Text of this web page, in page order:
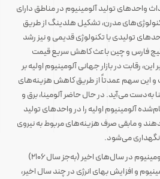
واحدهای تولید آلومینیوم در مناطق دارای
تکنولوژی‌های مدرن، تشکیل هلدینگ از طریق
تولیدی با تکنولوژی قدیمی و نیز رشد
فارس و چین باعث کاهش سریع قیمت
رقابت در بازار جهانی آلومینیوم اولیه بر
و این سهم عمدتاً از طریق کاهش هزینه‌های
به‌دست می‌آید. در حال حاضر آلومینا، برق و
قیمت تمام‌شده آلومینیوم اولیه را در واحدهای تولید
و مابقی صرف هزینه‌های مربوط به نیروی
نگهداری می‌شود.
علی‌رغم قیمت مناسب شمش آلومینیوم در سال‌های اخیر (به‌جز سال ۲۱۰۶)
و افزایش بهای انرژی در چند سال اخیر،